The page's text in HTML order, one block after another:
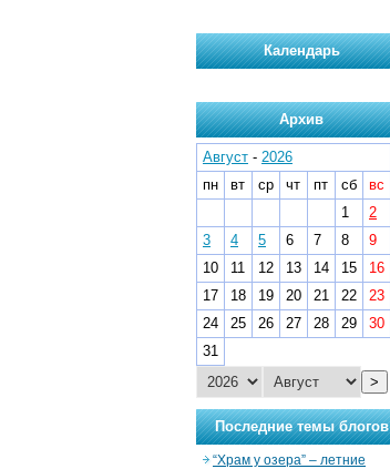
Календарь
Архив
Август - 2026
пн
вт ср чт пт сб
вс
1
2
3
4 5 6 7 8
9
10
11 12 13 14 15
16
17
18 19 20 21 22
23
24
25 26 27 28 29
30
31
>
Последние темы блогов
“Храм у озера” – летние